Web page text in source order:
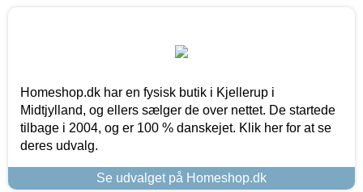
Homeshop.dk har en fysisk butik i Kjellerup i
Midtjylland, og ellers sælger de over nettet. De startede
tilbage i 2004, og er 100 % danskejet. Klik her for at se
deres udvalg.
Se udvalget på Homeshop.dk